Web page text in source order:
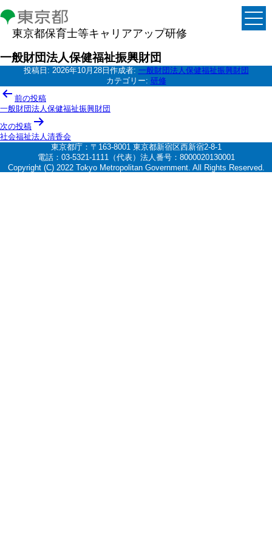
東京都保育士等キャリアアップ研修
一般財団法人保健福祉振興財団
投稿日: 2026年10月28日 作成者: 一般財団法人保健福祉振興財団
カテゴリー: 研修
投
稿
ナ
ビ
ー
前の投稿
一般財団法人保健福祉振興財団
次の投稿
社会福祉法人清香会
東京都庁：〒163-8001 東京都新宿区西新宿2-8-1
電話：03-5321-1111（代表）法人番号：8000020130001
Copyright (C) 2022 Tokyo Metropolitan Government. All Rights Reserved.